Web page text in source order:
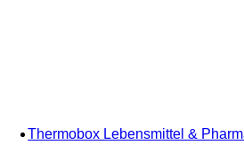
Thermobox Lebensmittel &